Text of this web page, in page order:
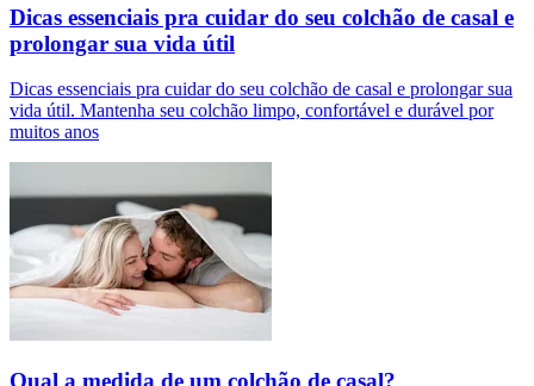
Dicas essenciais pra cuidar do seu colchão de casal e
prolongar sua vida útil
Dicas essenciais pra cuidar do seu colchão de casal e prolongar sua
vida útil. Mantenha seu colchão limpo, confortável e durável por
muitos anos
Qual a medida de um colchão de casal?